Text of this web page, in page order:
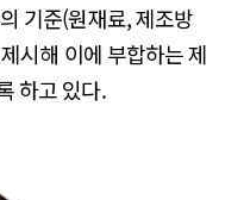
기준(원재료, 제조방
시해 이에 부합하는 제
하고 있다.